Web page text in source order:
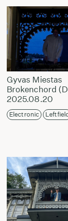
Gyvas Miestas
Brokenchord
2025.08.20
Electronic